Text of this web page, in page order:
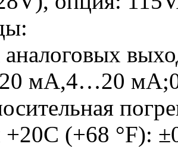
аналоговых
мА,4…20
+20С (+68 °F):